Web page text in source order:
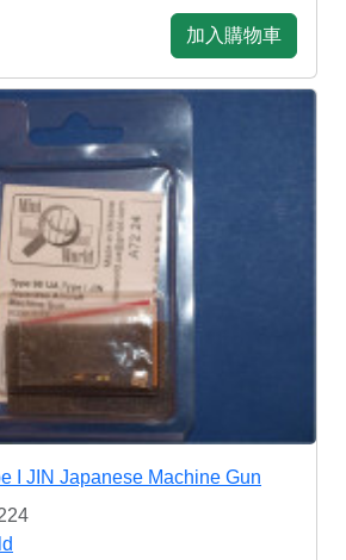
加入購物車
I JIN Japanese Machine Gun